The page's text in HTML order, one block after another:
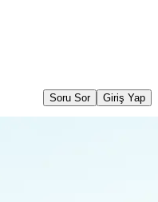
Soru Sor Giriş Yap